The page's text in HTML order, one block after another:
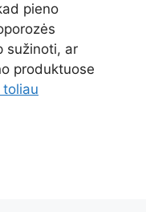
pieno
sužinoti, ar
produktuose